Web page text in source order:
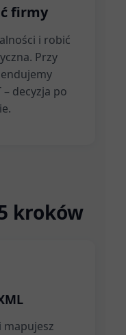
firmy
i robić
Przy
decyzja po
kroków
i mapujesz